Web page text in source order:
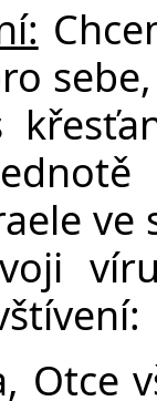
Otce